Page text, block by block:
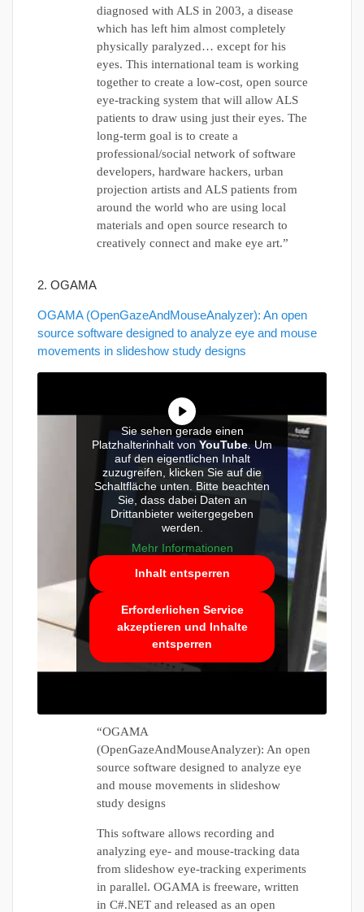
diagnosed with ALS in 2003, a disease
which has left him almost completely
physically paralyzed… except for his
eyes. This international team is working
together to create a low-cost, open source
eye-tracking system that will allow ALS
patients to draw using just their eyes. The
long-term goal is to create a
professional/social network of software
developers, hardware hackers, urban
projection artists and ALS patients from
around the world who are using local
materials and open source research to
creatively connect and make eye art.”
2. OGAMA
OGAMA (OpenGazeAndMouseAnalyzer): An open
source software designed to analyze eye and mouse
movements in slideshow study designs
Sie sehen gerade einen
Platzhalterinhalt von YouTube. Um
auf den eigentlichen Inhalt
zuzugreifen, klicken Sie auf die
Schaltfläche unten. Bitte beachten
Sie, dass dabei Daten an
Drittanbieter weitergegeben
werden.
Mehr Informationen
Inhalt entsperren
Erforderlichen Service
akzeptieren und Inhalte
entsperren
“OGAMA
(OpenGazeAndMouseAnalyzer): An open
source software designed to analyze eye
and mouse movements in slideshow
study designs
This software allows recording and
analyzing eye- and mouse-tracking data
from slideshow eye-tracking experiments
in parallel. OGAMA is freeware, written
in C#.NET and released as an open